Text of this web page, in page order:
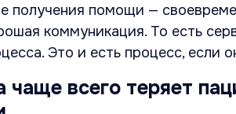
получения помощи —
коммуникация. То есть
Это и есть процесс, если
чаще всего теряет